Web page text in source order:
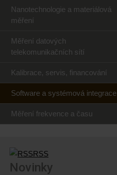
Nanotechnologie a materiálová
měření
Měření datových
telekomunikačních sítí
Kalibrace, servis, financování
Software a systémová integrace
Měření frekvence a času
RSS
Novinky